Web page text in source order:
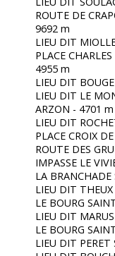
ROUTE DE
9692 m
LIEU DIT
PLACE
4955 m
LIEU DIT
LIEU DIT LE
ARZON - 4701 m
LIEU DIT
PLACE CROIX
ROUTE DES
IMPASSE LE
LA BRANCHADE
LIEU DIT
LE BOURG
LIEU DIT
LE BOURG
LIEU DIT